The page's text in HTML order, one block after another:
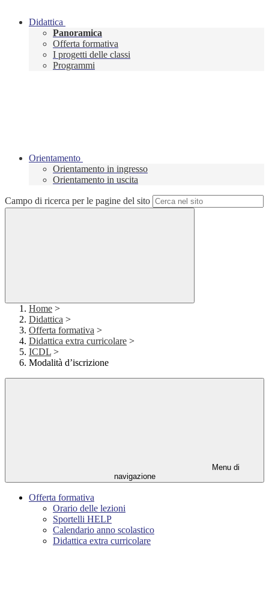
Didattica
Panoramica
Offerta formativa
I progetti delle classi
Programmi
Orientamento
Orientamento in ingresso
Orientamento in uscita
Campo di ricerca per le pagine del sito
Home >
Didattica >
Offerta formativa >
Didattica extra curricolare >
ICDL >
Modalità d’iscrizione
Menu di
navigazione
Offerta formativa
Orario delle lezioni
Sportelli HELP
Calendario anno scolastico
Didattica extra curricolare